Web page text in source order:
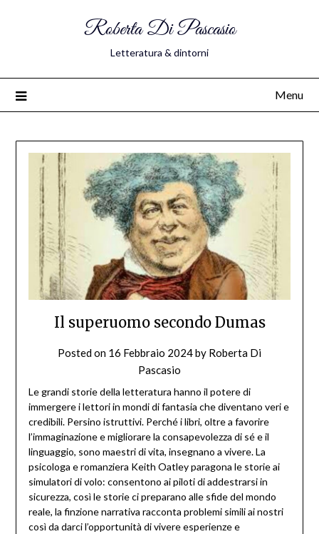
Roberta Di Pascasio
Letteratura & dintorni
Menu
Il superuomo secondo Dumas
Posted on 16 Febbraio 2024by Roberta Di
Pascasio
Le grandi storie della letteratura hanno il potere di
immergere i lettori in mondi di fantasia che diventano veri e
credibili. Persino istruttivi. Perché i libri, oltre a favorire
l’immaginazione e migliorare la consapevolezza di sé e il
linguaggio, sono maestri di vita, insegnano a vivere. La
psicologa e romanziera Keith Oatley paragona le storie ai
simulatori di volo: consentono ai piloti di addestrarsi in
sicurezza, così le storie ci preparano alle sfide del mondo
reale, la finzione narrativa racconta problemi simili ai nostri
così da darci l’opportunità di vivere esperienze e